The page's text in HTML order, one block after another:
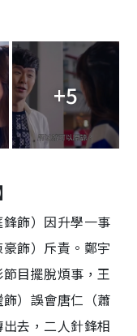
+5
飾）因升學一事
飾）斥責。鄭宇
節目擺脫煩事，王
）誤會唐仁（蕭
去，二人針鋒相